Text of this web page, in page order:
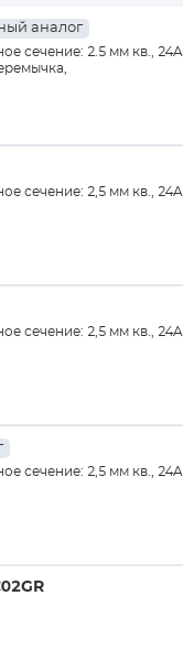
аналог
сечение: 2.5 мм кв., 24A,
сечение: 2,5 мм кв., 24A,
сечение: 2,5 мм кв., 24A,
сечение: 2,5 мм кв., 24A,